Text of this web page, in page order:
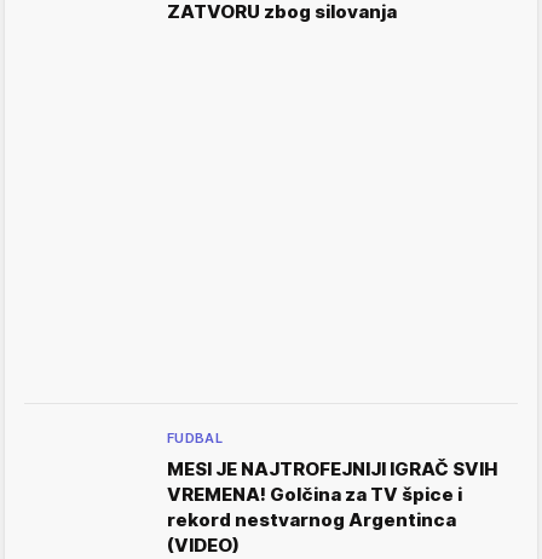
ZATVORU zbog silovanja
FUDBAL
MESI JE NAJTROFEJNIJI IGRAČ SVIH
VREMENA! Golčina za TV špice i
rekord nestvarnog Argentinca
(VIDEO)